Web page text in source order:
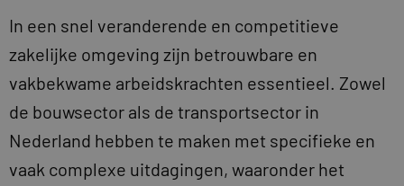
In een snel veranderende en competitieve
zakelijke omgeving zijn betrouwbare en
vakbekwame arbeidskrachten essentieel. Zowel
de bouwsector als de transportsector in
Nederland hebben te maken met specifieke en
vaak complexe uitdagingen, waaronder het